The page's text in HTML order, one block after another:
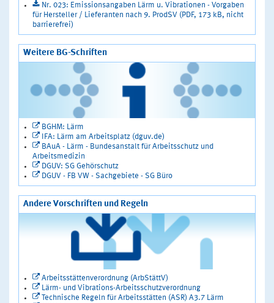
Nr. 023: Emissionsangaben Lärm u. Vibrationen - Vorgaben
für Hersteller / Lieferanten nach 9. ProdSV (PDF, 173 kB, nicht
barrierefrei)
Weitere BG-Schriften
BGHM: Lärm
IFA: Lärm am Arbeitsplatz (dguv.de)
BAuA - Lärm - Bundesanstalt für Arbeitsschutz und
Arbeitsmedizin
DGUV: SG Gehörschutz
DGUV - FB VW - Sachgebiete - SG Büro
Andere Vorschriften und Regeln
Arbeitsstättenverordnung (ArbStättV)
Lärm- und Vibrations-Arbeitsschutzverordnung
Technische Regeln für Arbeitsstätten (ASR) A3.7 Lärm